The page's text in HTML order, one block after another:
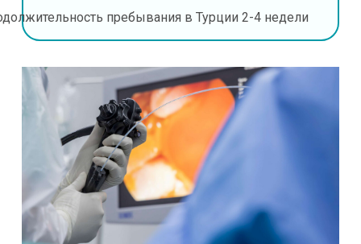
пребывания в Турции 2-4 недели